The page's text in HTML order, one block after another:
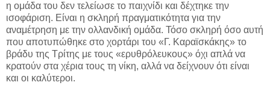
η ομάδα του δεν τελείωσε το παιχνίδι και δέχτηκε την
ισοφάριση. Είναι η σκληρή πραγματικότητα για την
αναμέτρηση με την ολλανδική ομάδα. Τόσο σκληρή όσο αυτή
που αποτυπώθηκε στο χορτάρι του «Γ. Καραϊσκάκης» το
βράδυ της Τρίτης με τους «ερυθρόλευκους» όχι απλά να
κρατούν στα χέρια τους τη νίκη, αλλά να δείχνουν ότι είναι
και οι καλύτεροι.